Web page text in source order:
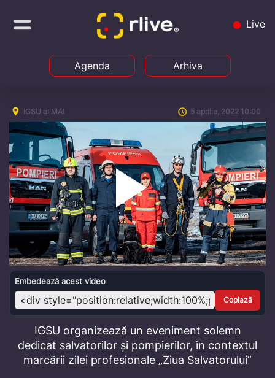
Live
Agenda Arhiva
IGSU al MAI 5 aprilie, 2022 10:00
Play
Video
Embedează acest video
Copiază
IGSU organizează un eveniment solemn
dedicat salvatorilor și pompierilor, în contextul
marcării zilei profesionale „Ziua Salvatorului”